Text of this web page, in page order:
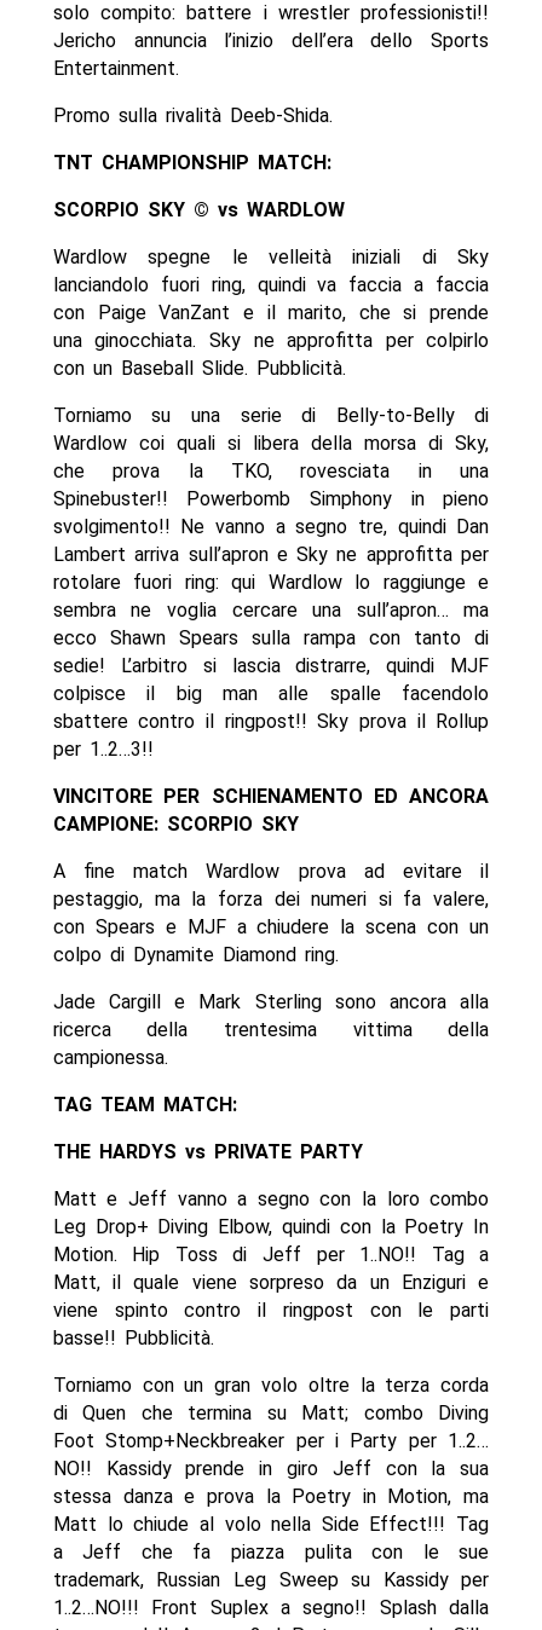
solo compito: battere i wrestler professionisti!!
Jericho annuncia l’inizio dell’era dello Sports
Entertainment.
Promo sulla rivalità Deeb-Shida.
TNT CHAMPIONSHIP MATCH:
SCORPIO SKY © vs WARDLOW
Wardlow spegne le velleità iniziali di Sky
lanciandolo fuori ring, quindi va faccia a faccia
con Paige VanZant e il marito, che si prende
una ginocchiata. Sky ne approfitta per colpirlo
con un Baseball Slide. Pubblicità.
Torniamo su una serie di Belly-to-Belly di
Wardlow coi quali si libera della morsa di Sky,
che prova la TKO, rovesciata in una
Spinebuster!! Powerbomb Simphony in pieno
svolgimento!! Ne vanno a segno tre, quindi Dan
Lambert arriva sull’apron e Sky ne approfitta per
rotolare fuori ring: qui Wardlow lo raggiunge e
sembra ne voglia cercare una sull’apron… ma
ecco Shawn Spears sulla rampa con tanto di
sedie! L’arbitro si lascia distrarre, quindi MJF
colpisce il big man alle spalle facendolo
sbattere contro il ringpost!! Sky prova il Rollup
per 1..2…3!!
VINCITORE PER SCHIENAMENTO ED ANCORA
CAMPIONE: SCORPIO SKY
A fine match Wardlow prova ad evitare il
pestaggio, ma la forza dei numeri si fa valere,
con Spears e MJF a chiudere la scena con un
colpo di Dynamite Diamond ring.
Jade Cargill e Mark Sterling sono ancora alla
ricerca della trentesima vittima della
campionessa.
TAG TEAM MATCH:
THE HARDYS vs PRIVATE PARTY
Matt e Jeff vanno a segno con la loro combo
Leg Drop+ Diving Elbow, quindi con la Poetry In
Motion. Hip Toss di Jeff per 1..NO!! Tag a
Matt, il quale viene sorpreso da un Enziguri e
viene spinto contro il ringpost con le parti
basse!! Pubblicità.
Torniamo con un gran volo oltre la terza corda
di Quen che termina su Matt; combo Diving
Foot Stomp+Neckbreaker per i Party per 1..2…
NO!! Kassidy prende in giro Jeff con la sua
stessa danza e prova la Poetry in Motion, ma
Matt lo chiude al volo nella Side Effect!!! Tag
a Jeff che fa piazza pulita con le sue
trademark, Russian Leg Sweep su Kassidy per
1..2…NO!!! Front Suplex a segno!! Splash dalla